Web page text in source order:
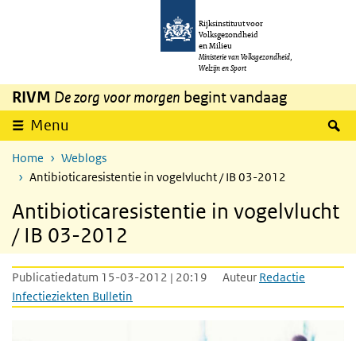
Overslaan en naar de inhoud gaan
Rijksinstituut voor
Volksgezondheid
en Milieu
Ministerie van Volksgezondheid,
Welzijn en Sport
RIVM De zorg voor morgen begint vandaag
Menu
Home
Weblogs
Antibioticaresistentie in vogelvlucht / IB 03-2012
Antibioticaresistentie in vogelvlucht
/ IB 03-2012
Publicatiedatum 15-03-2012 | 20:19 Auteur Redactie
Infectieziekten Bulletin